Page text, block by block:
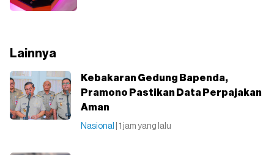
Lainnya
Kebakaran Gedung Bapenda,
Pramono Pastikan Data Perpajakan
Aman
Nasional | 1 jam yang lalu